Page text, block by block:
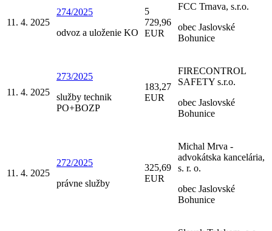
11. 4. 2025
274/2025
odvoz a uloženie KO
5
729,96
EUR
FCC Trnava, s.r.o.
obec Jaslovské
Bohunice
11. 4. 2025
273/2025
služby technik
PO+BOZP
183,27
EUR
FIRECONTROL
SAFETY s.r.o.
obec Jaslovské
Bohunice
11. 4. 2025
272/2025
právne služby
325,69
EUR
Michal Mrva -
advokátska kancelária,
s. r. o.
obec Jaslovské
Bohunice